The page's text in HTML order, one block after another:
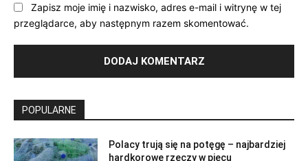
Zapisz moje imię i nazwisko, adres e-mail i witrynę w tej
przeglądarce, aby następnym razem skomentować.
POPULARNE
Polacy trują się na potęgę – najbardziej
hardkorowe rzeczy w piecu